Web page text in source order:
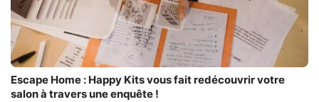
Escape Home : Happy Kits vous fait redécouvrir votre
salon à travers une enquête !